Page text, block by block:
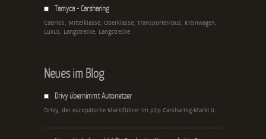
Tamyca - Carsharing
Cabrios, Mittelklasse, Oberklasse, Transporter/Bus, Kleinwagen,
Luxus, Langstrecke, Langstrecke
Neues im Blog
Drivy übernimmt Autonetzer
Drivy, der europäische Marktführer im p2p Carsharing-Markt ü...